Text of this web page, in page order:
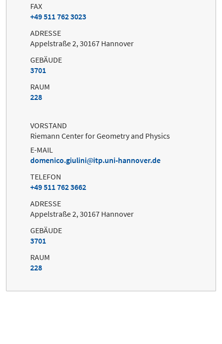
FAX
+49 511 762 3023
ADRESSE
Appelstraße 2, 30167 Hannover
GEBÄUDE
3701
RAUM
228
VORSTAND
Riemann Center for Geometry and Physics
E-MAIL
domenico.giulini
itp.uni-hannover.de
TELEFON
+49 511 762 3662
ADRESSE
Appelstraße 2, 30167 Hannover
GEBÄUDE
3701
RAUM
228